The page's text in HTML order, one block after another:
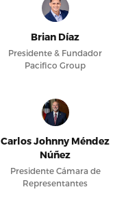
Brian Díaz
Presidente & Fundador
Pacifico Group
Carlos Johnny Méndez
Núñez
Presidente Cámara de
Representantes